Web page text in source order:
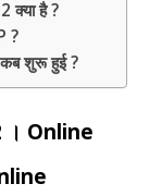
है ?
?
कब शुरू हुई ?
। Online